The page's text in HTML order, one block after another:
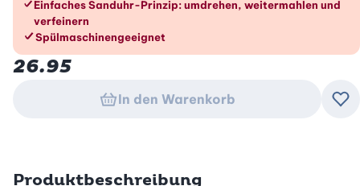
Einfaches Sanduhr-Prinzip: umdrehen, weitermahlen und
verfeinern
Spülmaschinengeeignet
26.95
In den Warenkorb
Produktbeschreibung